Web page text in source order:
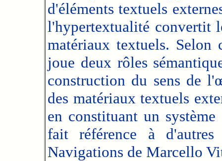
d'éléments textuels
l'hypertextualité convertit
matériaux textuels. Selon
joue deux rôles
construction du sens de
des matériaux textuels
en constituant un
fait référence à d'autres
Navigations de Marcello